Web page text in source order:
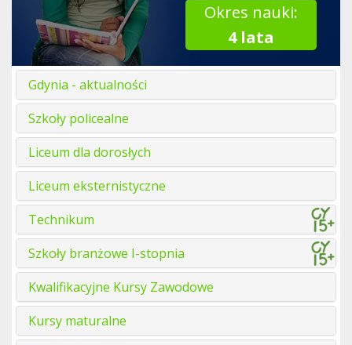
Okres nauki:
4 lata
Gdynia - aktualności
Szkoły policealne
Liceum dla dorosłych
Liceum eksternistyczne
Technikum
Szkoły branżowe I-stopnia
Kwalifikacyjne Kursy Zawodowe
Kursy maturalne